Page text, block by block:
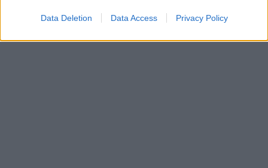
Data Deletion Data Access Privacy Policy